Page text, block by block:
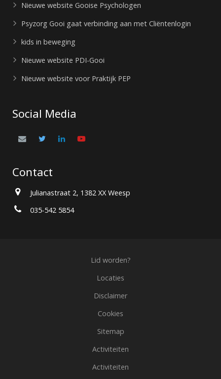
Nieuwe website Gooise Psychologen
Psyzorg Gooi gaat verbinding aan met Cliëntenlogin
kids in beweging
Nieuwe website PDI-Gooi
Nieuwe website voor Praktijk PEP
Social Media
Contact
Julianastraat 2, 1382 XX Weesp
035-542 5854
Lid worden?
Locaties
Disclaimer
Cookies
Sitemap
Activiteiten
Activiteiten